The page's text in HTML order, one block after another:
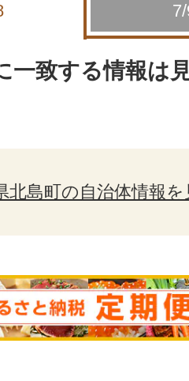
一致する情報は
北島町の自治体情報を